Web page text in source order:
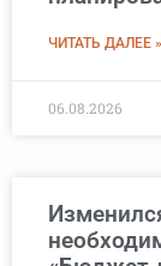
ЧИТАТЬ ДАЛЕЕ »
06.08.2026